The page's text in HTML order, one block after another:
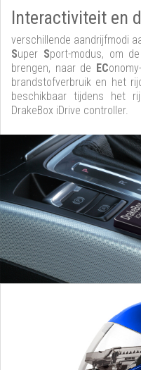
Interactiviteit en
verschillende aandrijfmodi
Super Sport-modus, om
brengen, naar de EC
brandstofverbruik en het
beschikbaar tijdens het
DrakeBox iDrive controller.